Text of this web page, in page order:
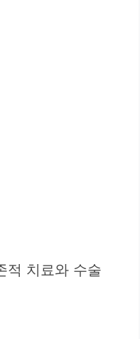
적 치료와 수술